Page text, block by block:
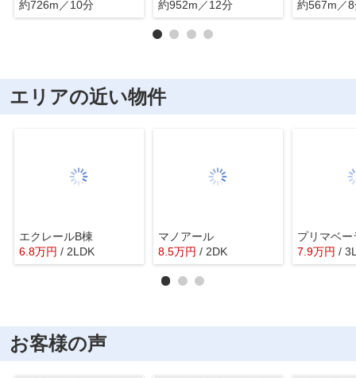
約726m／10分
約952m／12分
約567m／
エリアの近い物件
エクレールB棟
6.8万円 / 2LDK
マノアール
8.5万円 / 2DK
プリマベー
7.9万円 /
お客様の声